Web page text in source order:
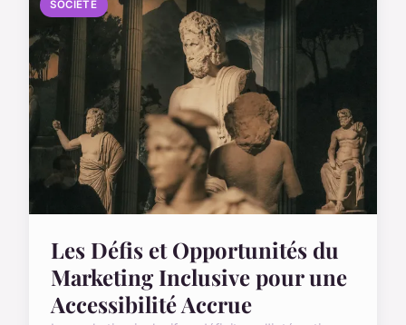
SOCIÉTÉ
Les Défis et Opportunités du
Marketing Inclusive pour une
Accessibilité Accrue